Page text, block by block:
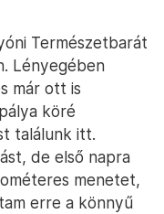
Természetbarát
Lényegében
már ott is
köré
találunk itt.
de első napra
menetet,
erre a könnyű